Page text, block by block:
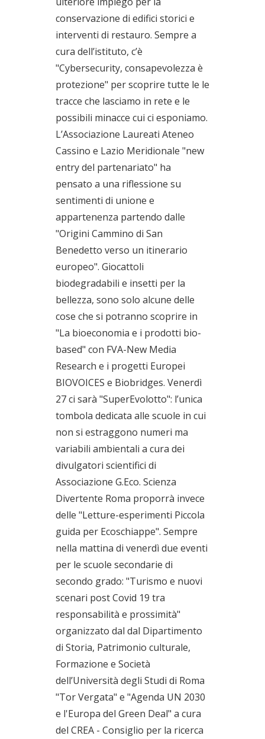
conservazione di edifici storici e
interventi di restauro. Sempre a
cura dell’istituto, c’è
"Cybersecurity, consapevolezza è
protezione" per scoprire tutte le le
tracce che lasciamo in rete e le
possibili minacce cui ci esponiamo.
L’Associazione Laureati Ateneo
Cassino e Lazio Meridionale "new
entry del partenariato" ha
pensato a una riflessione su
sentimenti di unione e
appartenenza partendo dalle
"Origini Cammino di San
Benedetto verso un itinerario
europeo". Giocattoli
biodegradabili e insetti per la
bellezza, sono solo alcune delle
cose che si potranno scoprire in
"La bioeconomia e i prodotti bio-
based" con FVA-New Media
Research e i progetti Europei
BIOVOICES e Biobridges. Venerdì
27 ci sarà "SuperEvolotto": l’unica
tombola dedicata alle scuole in cui
non si estraggono numeri ma
variabili ambientali a cura dei
divulgatori scientifici di
Associazione G.Eco. Scienza
Divertente Roma proporrà invece
delle "Letture-esperimenti Piccola
guida per Ecoschiappe". Sempre
nella mattina di venerdì due eventi
per le scuole secondarie di
secondo grado: "Turismo e nuovi
scenari post Covid 19 tra
responsabilità e prossimità"
organizzato dal dal Dipartimento
di Storia, Patrimonio culturale,
Formazione e Società
dell’Università degli Studi di Roma
"Tor Vergata" e "Agenda UN 2030
e l'Europa del Green Deal" a cura
del CREA - Consiglio per la ricerca